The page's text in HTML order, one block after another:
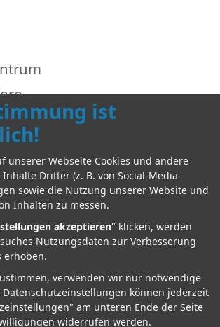
ist
unserer Webseite Cookies und andere
Dritter (z. B. von Social-Media-
sowie die Nutzung unserer Website und
Inhalten zu messen.
akzeptieren" klicken, werden
Nutzungsdaten zur Verbesserung
erhoben.
verwenden wir nur notwendige
Datenschutzeinstellungen können jederzeit
am unteren Ende der Seite
widerrufen werden.